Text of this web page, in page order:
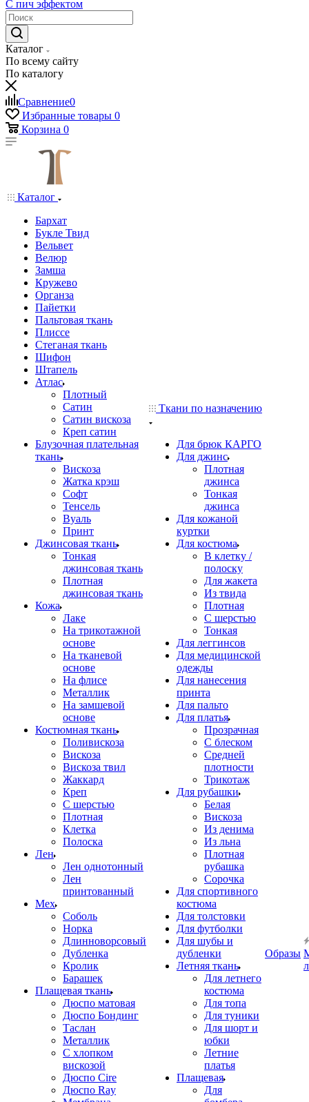
С пич эффектом
Каталог
По всему сайту
По каталогу
Сравнение0
Избранные товары 0
Корзина 0
Каталог
Бархат
Букле Твид
Вельвет
Велюр
Замша
Кружево
Органза
Пайетки
Пальтовая ткань
Плиссе
Стеганая ткань
Шифон
Штапель
Атлас
Плотный
Сатин
Сатин вискоза
Креп сатин
Блузочная плательная
ткань
Вискоза
Жатка крэш
Софт
Тенсель
Вуаль
Принт
Джинсовая ткань
Тонкая
джинсовая ткань
Плотная
джинсовая ткань
Кожа
Лаке
На трикотажной
основе
На тканевой
основе
На флисе
Металлик
На замшевой
основе
Костюмная ткань
Поливискоза
Вискоза
Вискоза твил
Жаккард
Креп
С шерстью
Плотная
Клетка
Полоска
Лен
Лен однотонный
Лен
принтованный
Мех
Соболь
Норка
Длинноворсовый
Дубленка
Кролик
Барашек
Плащевая ткань
Дюспо матовая
Дюспо Бондинг
Таслан
Металлик
С хлопком
вискозой
Дюспо Cire
Дюспо Ray
Ткани по назначению
Для брюк КАРГО
Для джинс
Плотная
джинса
Тонкая
джинса
Для кожаной
куртки
Для костюма
В клетку /
полоску
Для жакета
Из твида
Плотная
С шерстью
Тонкая
Для леггинсов
Для медицинской
одежды
Для нанесения
принта
Для пальто
Для платья
Прозрачная
С блеском
Средней
плотности
Трикотаж
Для рубашки
Белая
Вискоза
Из денима
Из льна
Плотная
рубашка
Сорочка
Для спортивного
костюма
Для толстовки
Для футболки
Для шубы и
дубленки
Летняя ткань
Для летнего
костюма
Для топа
Для туники
Для шорт и
юбки
Летние
платья
Плащевая
Для
Образы